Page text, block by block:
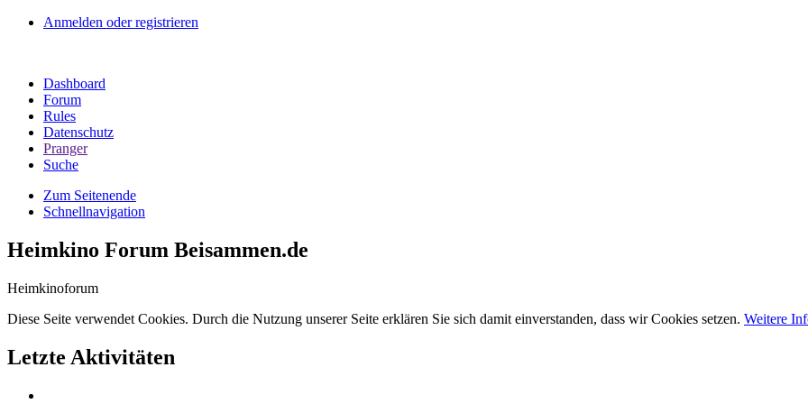
Anmelden oder registrieren
Dashboard
Forum
Rules
Datenschutz
Pranger
Suche
Zum Seitenende
Schnellnavigation
Heimkino Forum Beisammen.de
Heimkinoforum
Diese Seite verwendet Cookies. Durch die Nutzung unserer Seite erklären Sie sich damit einverstanden, dass wir Cookies setzen. Weitere
Letzte Aktivitäten